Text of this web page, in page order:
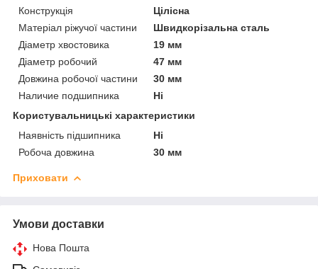
Конструкція
Цілісна
Матеріал ріжучої частини
Швидкорізальна сталь
Діаметр хвостовика
19 мм
Діаметр робочий
47 мм
Довжина робочої частини
30 мм
Наличие подшипника
Ні
Користувальницькі характеристики
Наявність підшипника
Ні
Робоча довжина
30 мм
Приховати
Умови доставки
Нова Пошта